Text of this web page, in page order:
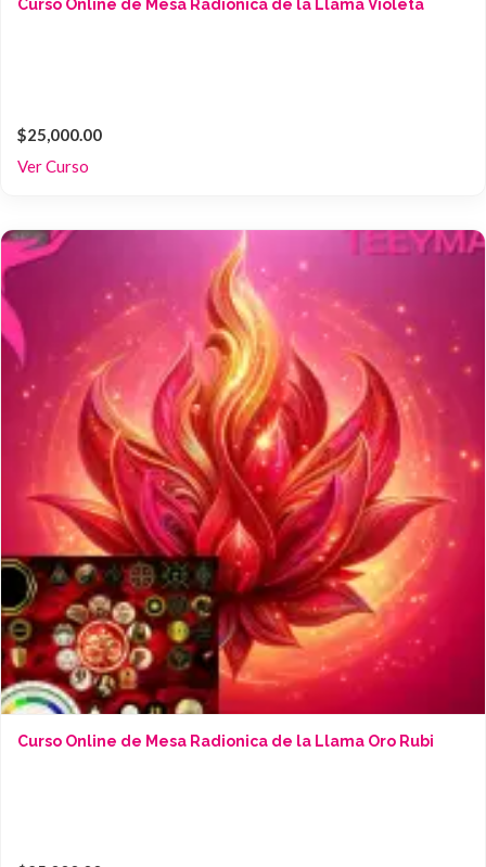
Curso Online de Mesa Radionica de la Llama Violeta
$25,000.00
Ver Curso
Curso Online de Mesa Radionica de la Llama Oro Rubi